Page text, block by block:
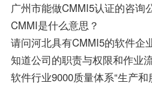
CMMI是什么意思？
请问河北具有CMMI5的软件企